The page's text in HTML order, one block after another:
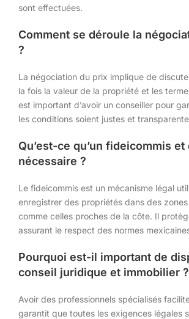
sont effectuées.
Comment se déroule la
?
La négociation du prix implique de
la fois la valeur de la propriété et les
est important d’avoir un conseiller pour
les conditions soient justes et
Qu’est-ce qu’un fideicommis
nécessaire ?
Le fideicommis est un mécanisme légal
enregistrer des propriétés dans des zones
comme celles proches de la côte. Il
assurant le respect des normes
Pourquoi est-il important de
conseil juridique et immobilier ?
Avoir des professionnels spécialisés
garantit que toutes les exigences légales